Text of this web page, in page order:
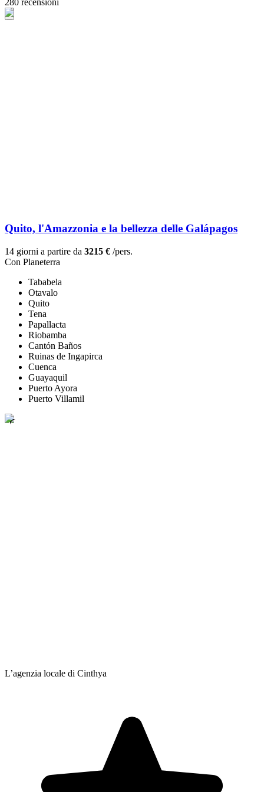
280 recensioni
Quito, l'Amazzonia e la bellezza delle Galápagos
14 giorni a partire da 3215 € /pers.
Con Planeterra
Tababela
Otavalo
Quito
Tena
Papallacta
Riobamba
Cantón Baños
Ruinas de Ingapirca
Cuenca
Guayaquil
Puerto Ayora
Puerto Villamil
L’agenzia locale di Cinthya